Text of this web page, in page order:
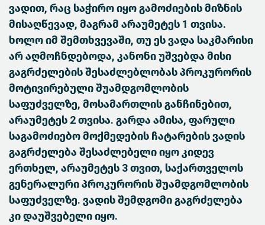
ვადით, რაც საჭირო იყო გამოძიების მიზნის
მისაღწევად, მაგრამ არაუმეტეს 1 თვისა.
ხოლო იმ შემთხვევაში, თუ ეს ვადა საკმარისი
არ აღმოჩნდებოდა, კანონი უშვებდა მისი
გაგრძელების შესაძლებლობას პროკურორის
მოტივირებული შუამდგომლობის
საფუძველზე, მოსამართლის განჩინებით,
არაუმეტეს 2 თვისა. გარდა ამისა, ფარული
საგამოძიებო მოქმედების ჩატარების ვადის
გაგრძელება შესაძლებელი იყო კიდევ
ერთხელ, არაუმეტეს 3 თვით, საქართველოს
გენერალური პროკურორის შუამდგომლობის
საფუძველზე. ვადის შემდგომი გაგრძელება
კი დაუშვებელი იყო.